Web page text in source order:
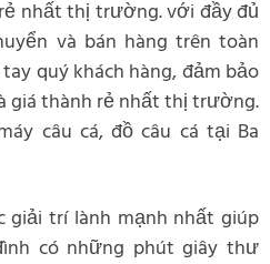
nhất thị trường. với đầy đủ
và bán hàng trên toàn
quý khách hàng, đảm bảo
giá thành rẻ nhất thị trường.
câu cá, đồ câu cá tại Ba
giải trí lành mạnh nhất giúp
có những phút giây thư